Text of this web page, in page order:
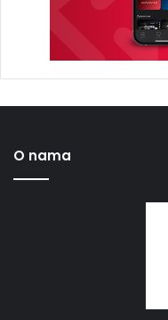
O nama